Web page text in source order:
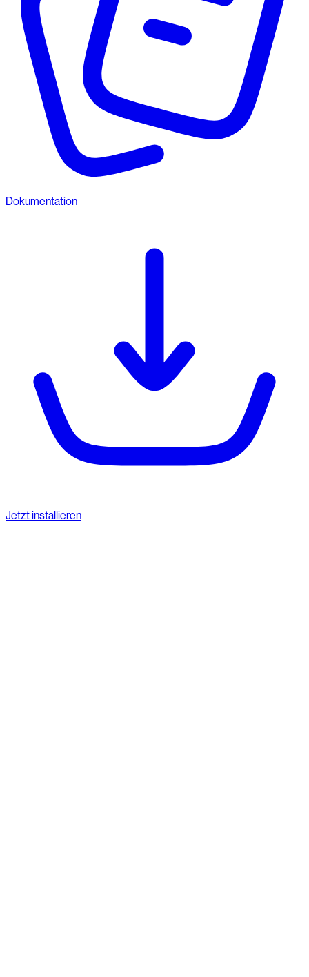
Dokumentation
Jetzt installieren